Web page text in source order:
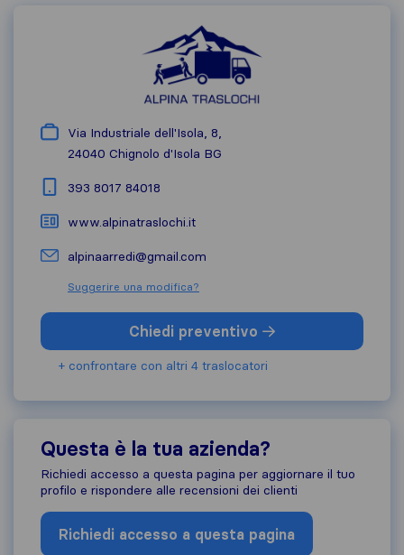
Via Industriale dell'Isola, 8,
24040 Chignolo d'Isola BG
393 8017 84018
www.alpinatraslochi.it
alpinaarredi@gmail.com
Suggerire una modifica?
Chiedi preventivo
+ confrontare con altri 4 traslocatori
Questa è la tua azienda?
Richiedi accesso a questa pagina per aggiornare il tuo
profilo e rispondere alle recensioni dei clienti
Richiedi accesso a questa pagina